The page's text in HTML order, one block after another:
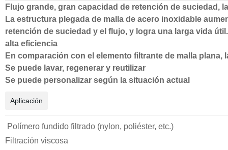
Flujo grande, gran capacidad de retención de suciedad,
La estructura plegada de malla de acero inoxidable
retención de suciedad y el flujo, y logra una larga vida útil.
alta eficiencia
En comparación con el elemento filtrante de malla plana,
Se puede lavar, regenerar y reutilizar
Se puede personalizar según la situación actual
Aplicación
Polímero fundido filtrado (nylon, poliéster, etc.)
Filtración viscosa